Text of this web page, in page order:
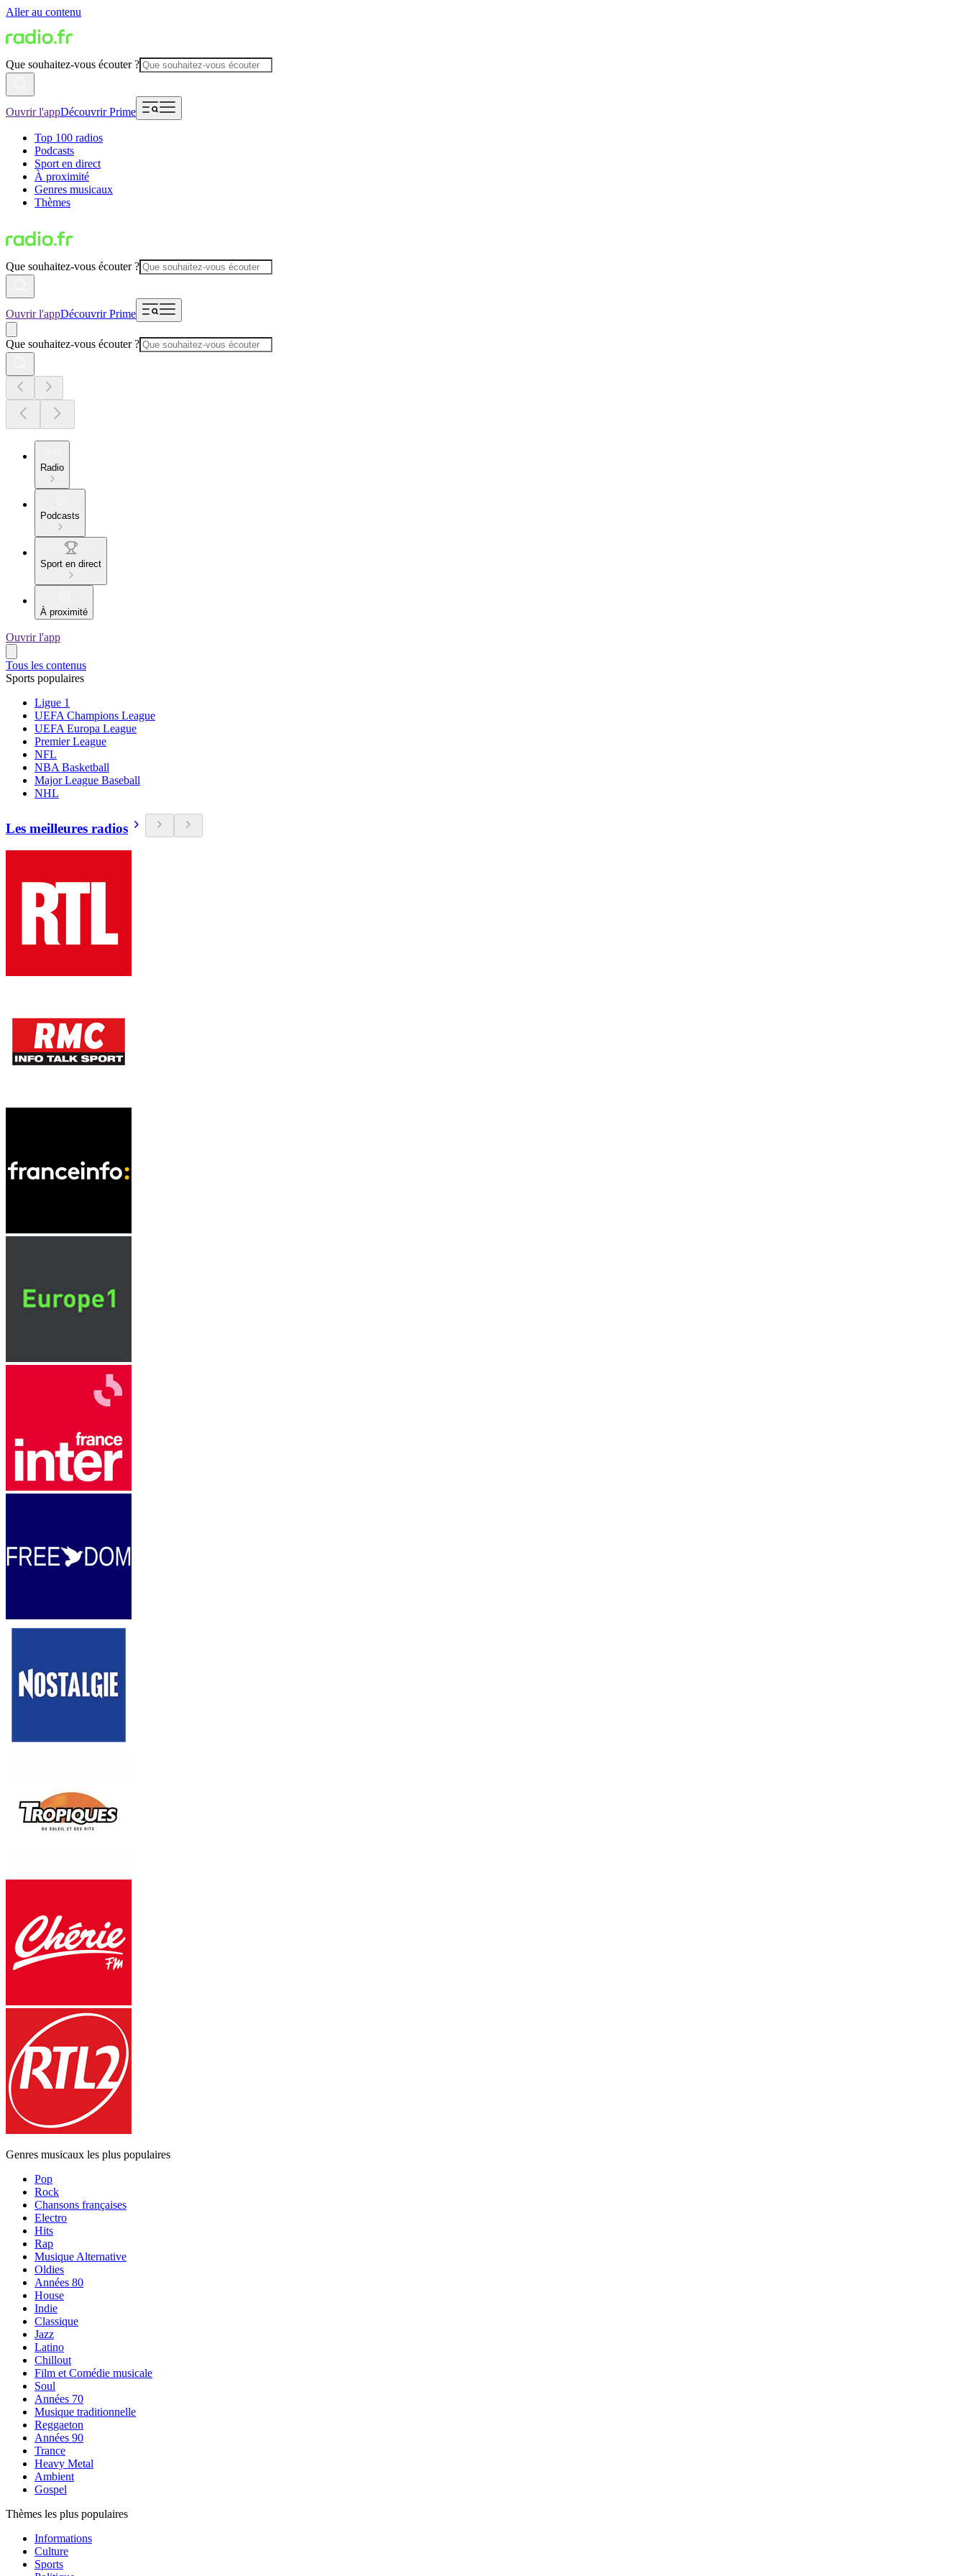
Aller au contenu
Que souhaitez-vous écouter ?
Ouvrir l'appDécouvrir Prime
Top 100 radios
Podcasts
Sport en direct
À proximité
Genres musicaux
Thèmes
Que souhaitez-vous écouter ?
Ouvrir l'appDécouvrir Prime
Que souhaitez-vous écouter ?
Radio
Podcasts
Sport en direct
À proximité
Ouvrir l'app
Tous les contenus
Sports populaires
Ligue 1
UEFA Champions League
UEFA Europa League
Premier League
NFL
NBA Basketball
Major League Baseball
NHL
Les meilleures radios
Genres musicaux les plus populaires
Pop
Rock
Chansons françaises
Electro
Hits
Rap
Musique Alternative
Oldies
Années 80
House
Indie
Classique
Jazz
Latino
Chillout
Film et Comédie musicale
Soul
Années 70
Musique traditionnelle
Reggaeton
Années 90
Trance
Heavy Metal
Ambient
Gospel
Thèmes les plus populaires
Informations
Culture
Sports